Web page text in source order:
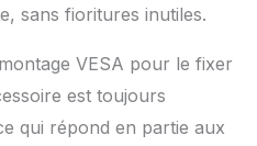
Windows 11 Pro et
1 an, garantie gratuite
sans fioritures inutiles.
VESA pour le fixer
est toujours
qui répond en partie aux